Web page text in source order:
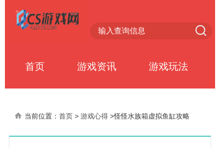
首页 游戏资讯 游戏玩法
当前位置： 首页 > 游戏心得 >怪怪水族箱虚拟鱼缸攻略